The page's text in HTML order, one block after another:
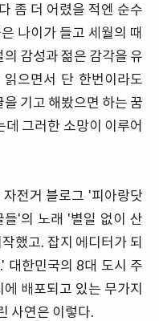
좀 더 어렸을 적엔 순수
나이가 들고 세월의 때
감성과 젊은 감각을 유
으면서 단 한번이라도
기고 해봤으면 하는 꿈
그러한 소망이 이루어
전거 블로그 '피아랑닷
'의 노래 '별일 없이 산
했고. 잡지 에디터가 되
대한민국의 8대 도시 주
배포되고 있는 무가지
사연은 이렇다.